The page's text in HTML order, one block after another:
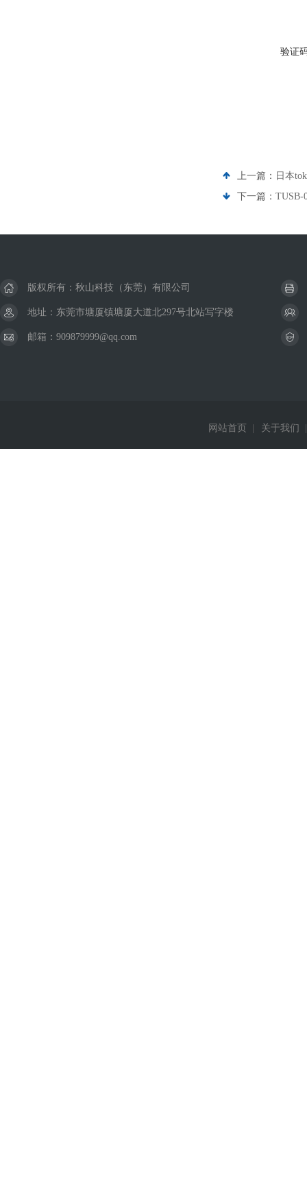
验证
上一篇： 日本
下一篇： TUSB-
版权所有：秋山科技（东莞）有限公司
地址：东莞市塘厦镇塘厦大道北297号北站写字楼
邮箱：909879999@qq.com
网站首页 关于我们